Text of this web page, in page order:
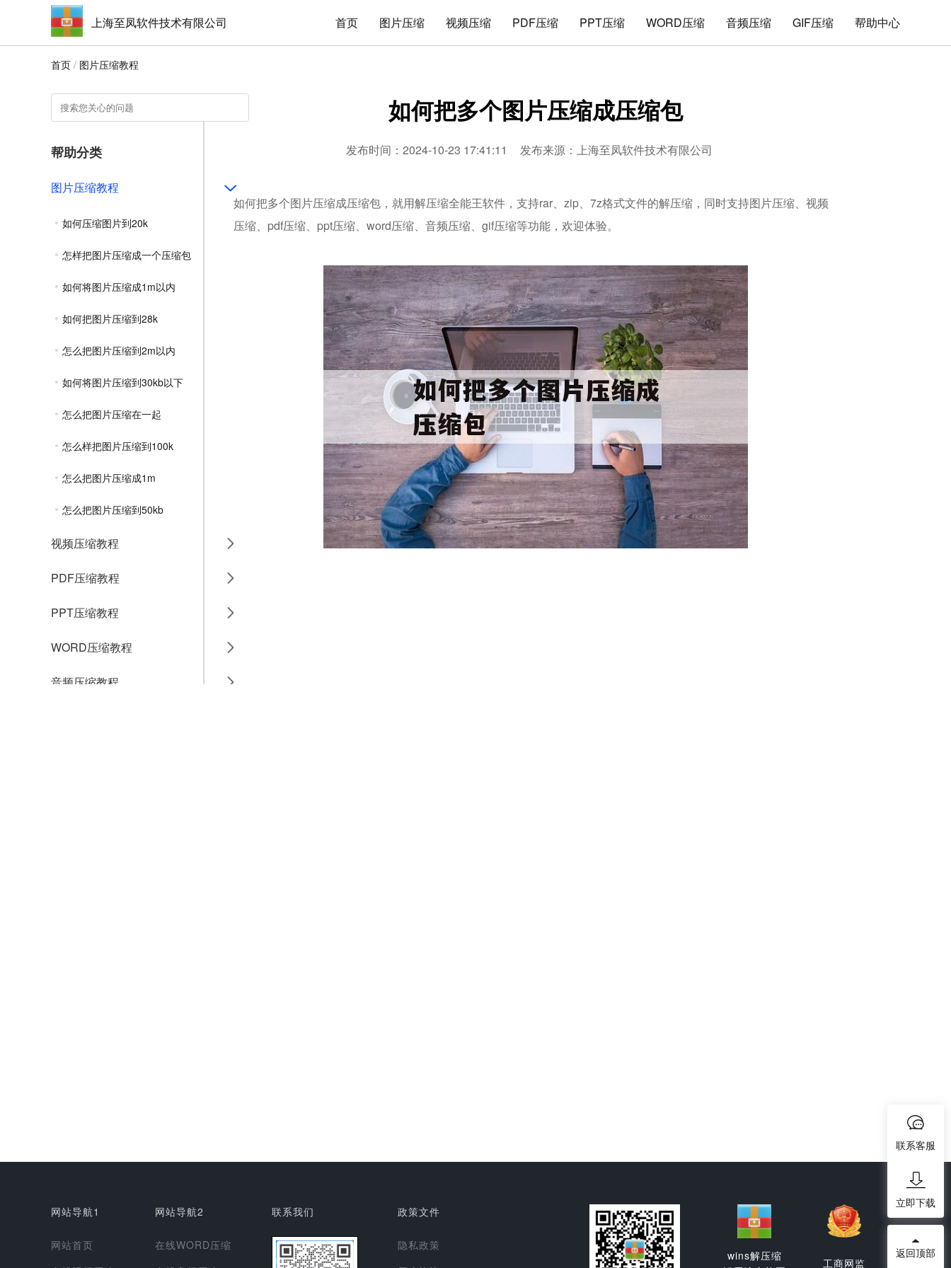
上海至凤软件技术有限公司 首页 图片压缩 视频压缩 PDF压缩 PPT压缩 WORD压缩 音频压缩 GIF压缩 帮助中心
首页 / 图片压缩教程
帮助分类
图片压缩教程
如何压缩图片到20k
怎样把图片压缩成一个压缩包
如何将图片压缩成1m以内
如何把图片压缩到28k
怎么把图片压缩到2m以内
如何将图片压缩到30kb以下
怎么把图片压缩在一起
怎么样把图片压缩到100k
怎么把图片压缩成1m
怎么把图片压缩到50kb
视频压缩教程
PDF压缩教程
PPT压缩教程
WORD压缩教程
音频压缩教程
如何把多个图片压缩成压缩包
发布时间：2024-10-23 17:41:11 发布来源：上海至凤软件技术有限公司
如何把多个图片压缩成压缩包，就用解压缩全能王软件，支持rar、zip、7z格式文件的解压缩，同时支持图片压缩、视频
压缩、pdf压缩、ppt压缩、word压缩、音频压缩、gif压缩等功能，欢迎体验。
网站导航1
网站首页
网站导航2
在线WORD压缩
联系我们 政策文件
隐私政策
wins解压缩
工商网监
联系客服
立即下载
返回顶部